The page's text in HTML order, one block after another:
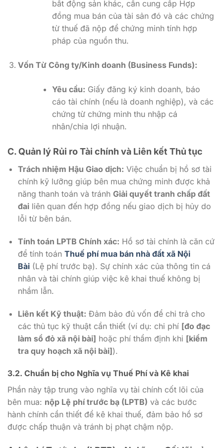
bất động sản khác, cần cung cấp Hợp
đồng mua bán của tài sản đó và các chứng
từ thuế đã nộp để chứng minh tính hợp
pháp của nguồn thu.
Vốn Từ Công ty/Kinh doanh (Business Funds):
Yêu cầu: Giấy đăng ký kinh doanh, báo
cáo tài chính (nếu là doanh nghiệp), và các
chứng từ chứng minh thu nhập cá
nhân/chia lợi nhuận.
C. Quản lý Rủi ro Tài chính và Liên kết Thủ tục
Trách nhiệm Hậu Giao dịch: Việc chuẩn bị hồ sơ tài
chính kỹ lưỡng giúp bên mua chứng minh được khả
năng thanh toán và tránh Giải quyết tranh chấp đất
đailiên quan đến hợp đồng nếu giao dịch bị hủy do
lỗi từ bên bán.
Tính toán LPTB Chính xác: Hồ sơ tài chính là căn cứ
để tính toán Thuế phí mua bán nhà đất xã Nội
Bài(Lệ phí trước bạ). Sự chính xác của thông tin cá
nhân và tài chính giúp việc kê khai thuế không bị
nhầm lẫn.
Liên kết Kỹ thuật: Đảm bảo đủ vốn để chi trả cho
các thủ tục kỹ thuật cần thiết (ví dụ: chi phí [đo đạc
làm sổ đỏ xã nội bài] hoặc phí thẩm định khi [kiểm
tra quy hoạch xã nội bài]).
3.2. Chuẩn bị cho Nghĩa vụ Thuế Phí và Kê khai
Phần này tập trung vào nghĩa vụ tài chính cốt lõi của
bên mua: nộp Lệ phí trước bạ (LPTB) và các bước
hành chính cần thiết để kê khai thuế, đảm bảo hồ sơ
được chấp thuận và tránh bị phạt chậm nộp.